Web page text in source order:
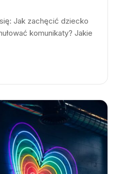
Jak zachęcić dziecko
komunikaty? Jakie